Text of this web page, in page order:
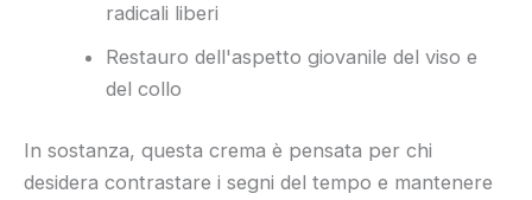
radicali liberi
Restauro dell'aspetto giovanile del viso e
del collo
In sostanza, questa crema è pensata per chi
desidera contrastare i segni del tempo e mantenere